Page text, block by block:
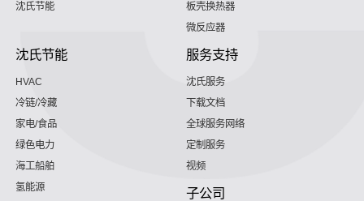
沈氏节能
板壳换热器
微反应器
沈氏节能
HVAC
冷链/冷藏
家电/食品
绿色电力
海工船舶
氢能源
服务支持
沈氏服务
下载文档
全球服务网络
定制服务
视频
子公司